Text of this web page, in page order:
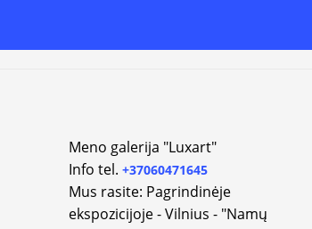
Meno galerija "Luxart"
Info tel. +37060471645
Mus rasite: Pagrindinėje
ekspozicijoje - Vilnius - "Namų